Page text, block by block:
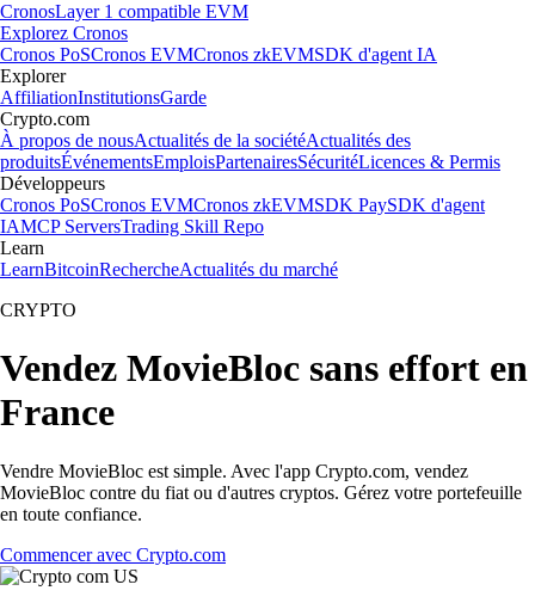
CronosLayer 1 compatible EVM
Explorez Cronos
Cronos PoSCronos EVMCronos zkEVMSDK d'agent IA
Explorer
AffiliationInstitutionsGarde
Crypto.com
À propos de nousActualités de la sociétéActualités des
produitsÉvénementsEmploisPartenairesSécuritéLicences & Permis
Développeurs
Cronos PoSCronos EVMCronos zkEVMSDK PaySDK d'agent
IAMCP ServersTrading Skill Repo
Learn
LearnBitcoinRechercheActualités du marché
CRYPTO
Vendez MovieBloc sans effort en
France
Vendre MovieBloc est simple. Avec l'app Crypto.com, vendez
MovieBloc contre du fiat ou d'autres cryptos. Gérez votre portefeuille
en toute confiance.
Commencer avec Crypto.com